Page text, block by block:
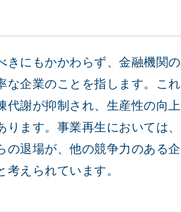
きにもかかわらず、金融機関の
な企業のことを指します。これ
代謝が抑制され、生産性の向上
ます。事業再生においては、
の退場が、他の競争力のある企
えられています。